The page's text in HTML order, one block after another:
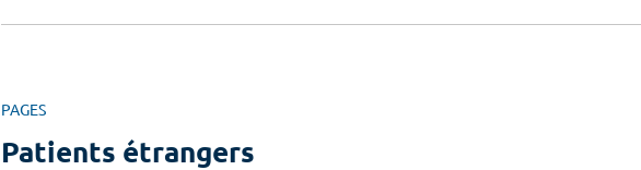
PAGES
Patients étrangers